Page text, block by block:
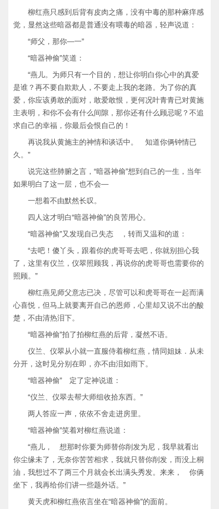
柳红燕只感到后背有皮肉之痛，没有中毒的那种麻痒感
觉，显然这些暗器都是普通没有喂毒的暗器，轻声说道：
“师父，那你—一”
“暗器神偷”笑道：
“燕儿。为师只有一个目的，想让你明白你心中的真爱
是谁？再不要自欺欺人，不要走上我的老路。为了你的真
爱，你应该勇敢的面对，敢爱敢恨，更何况叶青青已对黄施
主表明，和你不会有什么间隙，那你还有什么顾忌呢？不追
求自己的幸福，你最后会恨自己的！
再说我从黄施主的神情和谈话中。 知道你俩钟情已
久。”
说完这些肺腑之言，“暗器神偷”想到自己的一生，当年
如果明白了这一层，也不会—
一想着不由默然长叹。
四人这才明白“暗器神偷”的良苦用心。
“暗器神偷”又发现自己失态 ，转而又温和的道：
“去吧！傻丫头，跟着你的虎哥哥去吧，你就别担心我
了，这里有仪兰，仪翠照顾我，再说你的虎哥哥也需要你的
照顾。”
柳红燕见师父意志已决，尽管可以和虎哥哥在一起而满
心喜悦，但马上就要离开自己的恩师，心里却又说不出的酸
楚，不由清热泪下。
“暗器神偷”拍了拍柳红燕的后背，凝然不语。
仪兰、仪翠从小就一直服侍着柳红燕，情同姐妹．从未
分开，这时见分别在即，亦不由泪如雨下。
“暗器神偷” 定了定神说道：
“仪兰、仪翠去帮大师组收拾东西。”
两人答应一声，依依不舍走进房里。
“暗器神偷”笑着对柳红燕说道：
“燕儿， 想那时你要为师替你削发为尼，我早就看出
你尘缘未了，无奈你苦苦相求，我就只替你削发，而没上桐
油，我想过不了两三个月就会长出满头秀发。来来， 你俩
坐下，我再给你们讲一些题外话。”
黄天虎和柳红燕依言坐在“暗器神偷”的面前。